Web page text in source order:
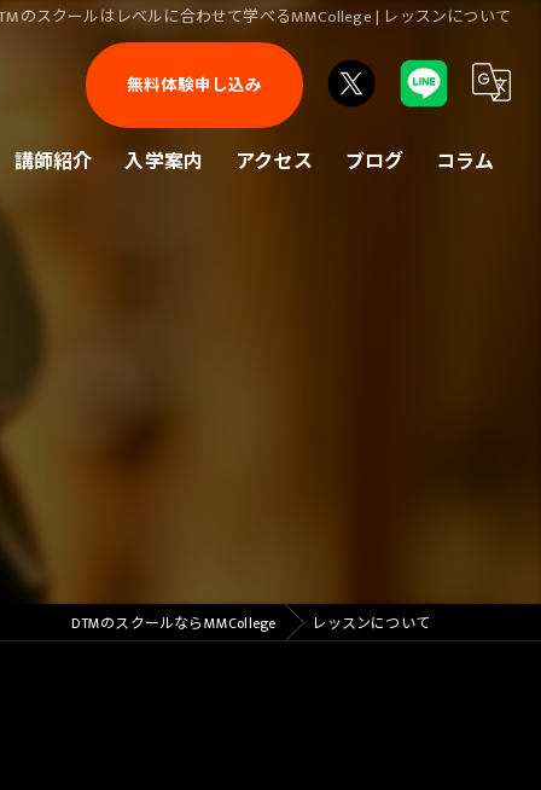
のスクールはレベルに合わせて学べるMMCollege | レッスンについて
無料体験申し込み
講師紹介 入学案内 アクセス ブログ コラム
DTMのスクールならMMCollege レッスンについて